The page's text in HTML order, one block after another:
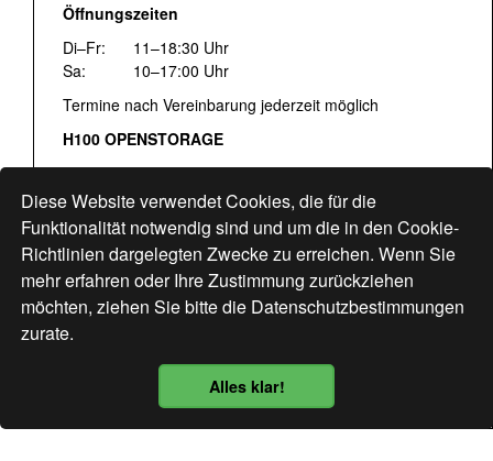
Datenschutzbestimmung
Diese Website verwendet Cookies, die für die
Funktionalität notwendig sind und um die in den Cookie-
Richtlinien dargelegten Zwecke zu erreichen. Wenn Sie
mehr erfahren oder Ihre Zustimmung zurückziehen
möchten, ziehen Sie bitte die Datenschutzbestimmungen
zurate.
Alles klar!
Öffnungszeiten
Di–Fr:
11–18:30 Uhr
Sa:
10–17:00 Uhr
Termine nach Vereinbarung jederzeit möglich
H100 OPENSTORAGE
Fr:
16:00–18:30 Uhr
Sa: 12:00–17:00 Uhr
Hohlstrasse 122
www.bogen33.ch